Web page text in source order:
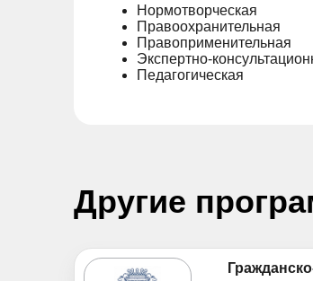
Нормотворческая
Правоохранительная
Правоприменительная
Экспертно-
Педагогическая
Другие